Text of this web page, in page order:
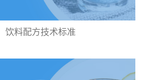
饮料配方技术标准